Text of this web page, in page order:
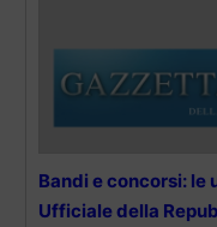
Bandi e concorsi:
Ufficiale della